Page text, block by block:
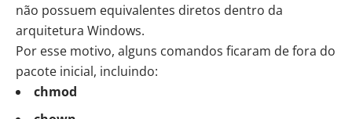
não possuem equivalentes diretos dentro da
arquitetura Windows.
Por esse motivo, alguns comandos ficaram de fora do
pacote inicial, incluindo:
chmod